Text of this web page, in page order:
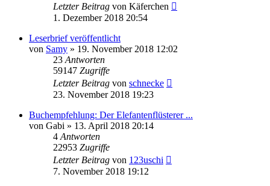
Letzter Beitrag von Käferchen
1. Dezember 2018 20:54
Leserbrief veröffentlicht
von Samy » 19. November 2018 12:02
23 Antworten
59147 Zugriffe
Letzter Beitrag von schnecke
23. November 2018 19:23
Buchempfehlung: Der Elefantenflüsterer ...
von Gabi » 13. April 2018 20:14
4 Antworten
22953 Zugriffe
Letzter Beitrag von 123uschi
7. November 2018 19:12